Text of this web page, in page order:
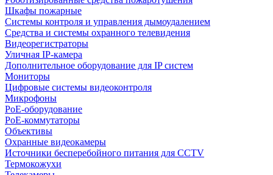
Шкафы пожарные
Системы контроля и управления дымоудалением
Средства и системы охранного телевидения
Видеорегистраторы
Уличная IP-камера
Дополнительное оборудование для IP систем
Мониторы
Цифровые системы видеоконтроля
Микрофоны
PoE-оборудование
PoE-коммутаторы
Объективы
Охранные видеокамеры
Источники бесперебойного питания для CCTV
Термокожухи